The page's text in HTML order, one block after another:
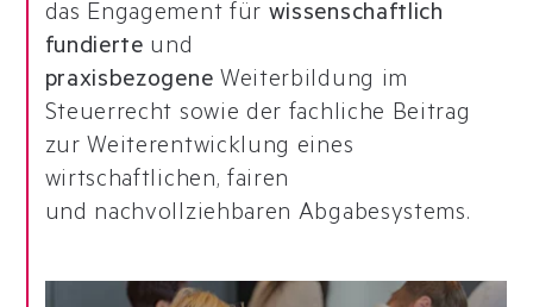
das Engagement für wissenschaftlich
fundierte und
praxisbezogene Weiterbildung im
Steuerrecht sowie der fachliche Beitrag
zur Weiterentwicklung eines
wirtschaftlichen, fairen
und nachvollziehbaren Abgabesystems.